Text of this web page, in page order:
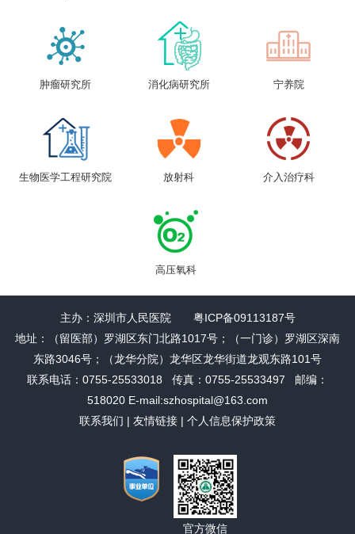
肿瘤研究所 消化病研究所 宁养院
生物医学工程研究院 放射科 介入治疗科
高压氧科
主办：深圳市人民医院 粤ICP备09113187号
地址：（留医部）罗湖区东门北路1017号；（一门诊）罗湖区深南
东路3046号；（龙华分院）龙华区龙华街道龙观东路101号
联系电话：0755-25533018 传真：0755-25533497 邮编：
518020 E-mail:szhospital@163.com
联系我们 | 友情链接 | 个人信息保护政策
官方微信